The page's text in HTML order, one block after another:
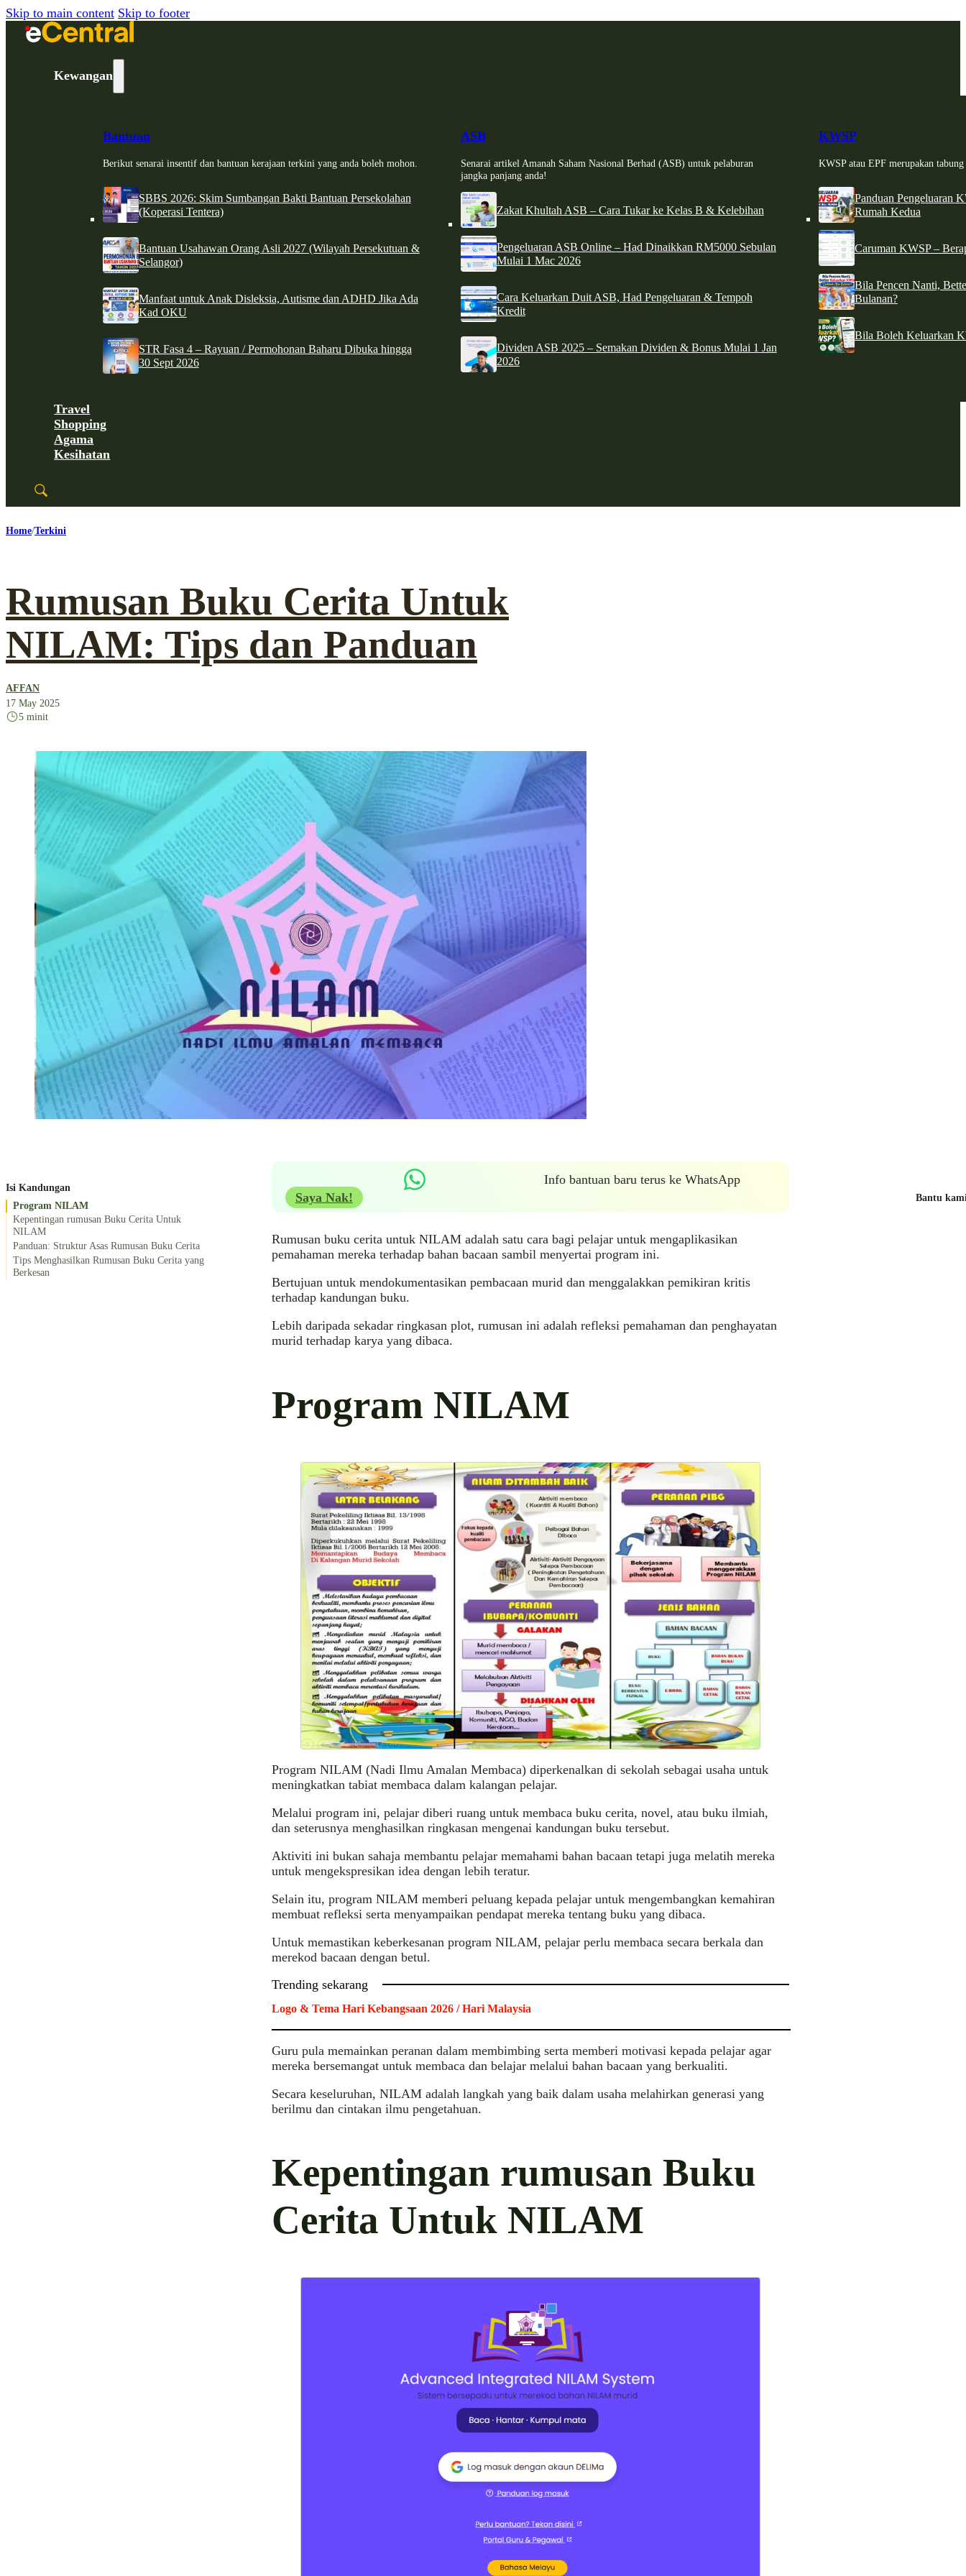
Skip to main content Skip to footer
Kewangan
Bantuan
Berikut senarai insentif dan bantuan kerajaan terkini yang anda boleh mohon.
SBBS 2026: Skim Sumbangan Bakti Bantuan Persekolahan
(Koperasi Tentera)
Bantuan Usahawan Orang Asli 2027 (Wilayah Persekutuan &
Selangor)
Manfaat untuk Anak Disleksia, Autisme dan ADHD Jika Ada
Kad OKU
STR Fasa 4 – Rayuan / Permohonan Baharu Dibuka hingga
30 Sept 2026
ASB
Senarai artikel Amanah Saham Nasional Berhad (ASB) untuk pelaburan
jangka panjang anda!
Zakat Khultah ASB – Cara Tukar ke Kelas B & Kelebihan
Pengeluaran ASB Online – Had Dinaikkan RM5000 Sebulan
Mulai 1 Mac 2026
Cara Keluarkan Duit ASB, Had Pengeluaran & Tempoh
Kredit
Dividen ASB 2025 – Semakan Dividen & Bonus Mulai 1 Jan
2026
KWSP
KWSP atau EPF merupakan
Panduan Pengeluaran
Rumah Kedua
Caruman KWSP –
Bila Pencen Nanti,
Bulanan?
Bila Boleh Keluarkan
Travel
Shopping
Agama
Kesihatan
Home Terkini
Rumusan Buku Cerita Untuk
NILAM: Tips dan Panduan
AFFAN
17 May 2025
5 minit
Isi Kandungan
Program NILAM
Kepentingan rumusan Buku Cerita Untuk
NILAM
Panduan: Struktur Asas Rumusan Buku Cerita
Tips Menghasilkan Rumusan Buku Cerita yang
Berkesan
Info bantuan baru terus ke WhatsApp
Saya Nak!
Rumusan buku cerita untuk NILAM adalah satu cara bagi pelajar untuk mengaplikasikan
pemahaman mereka terhadap bahan bacaan sambil menyertai program ini.
Bertujuan untuk mendokumentasikan pembacaan murid dan menggalakkan pemikiran kritis
terhadap kandungan buku.
Lebih daripada sekadar ringkasan plot, rumusan ini adalah refleksi pemahaman dan penghayatan
murid terhadap karya yang dibaca.
Program NILAM
Program NILAM (Nadi Ilmu Amalan Membaca) diperkenalkan di sekolah sebagai usaha untuk
meningkatkan tabiat membaca dalam kalangan pelajar.
Melalui program ini, pelajar diberi ruang untuk membaca buku cerita, novel, atau buku ilmiah,
dan seterusnya menghasilkan ringkasan mengenai kandungan buku tersebut.
Aktiviti ini bukan sahaja membantu pelajar memahami bahan bacaan tetapi juga melatih mereka
untuk mengekspresikan idea dengan lebih teratur.
Selain itu, program NILAM memberi peluang kepada pelajar untuk mengembangkan kemahiran
membuat refleksi serta menyampaikan pendapat mereka tentang buku yang dibaca.
Untuk memastikan keberkesanan program NILAM, pelajar perlu membaca secara berkala dan
merekod bacaan dengan betul.
Trending sekarang
Logo & Tema Hari Kebangsaan 2026 / Hari Malaysia
Guru pula memainkan peranan dalam membimbing serta memberi motivasi kepada pelajar agar
mereka bersemangat untuk membaca dan belajar melalui bahan bacaan yang berkualiti.
Secara keseluruhan, NILAM adalah langkah yang baik dalam usaha melahirkan generasi yang
berilmu dan cintakan ilmu pengetahuan.
Kepentingan rumusan Buku
Cerita Untuk NILAM
Bantu